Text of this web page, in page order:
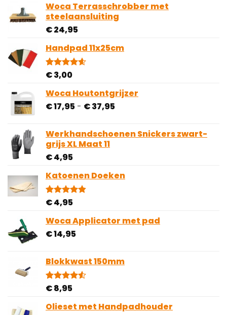
Woca Terrasschrobber met
steelaansluiting
€24,95
Handpad 11x25cm
Gewaardeerd
gebaseerd
op
5
klantbeoordelingen
€3,00
Woca Houtontgrijzer
€17,95 - €37,95Prijsklasse:
€ 37,95
Werkhandschoenen Snickers zwart-
grijs XL Maat 11
€4,95
Katoenen Doeken
Gewaardeerd
gebaseerd
op
10
klantbeoordelingen
€4,95
Woca Applicator met pad
€14,95
Blokkwast 150mm
Gewaardeerd
gebaseerd
op
2
€8,95
Olieset met Handpadhouder